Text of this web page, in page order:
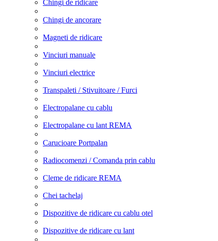
Chingi de ridicare
Chingi de ancorare
Magneti de ridicare
Vinciuri manuale
Vinciuri electrice
Transpaleti / Stivuitoare / Furci
Electropalane cu cablu
Electropalane cu lant REMA
Carucioare Portpalan
Radiocomenzi / Comanda prin cablu
Cleme de ridicare REMA
Chei tachelaj
Dispozitive de ridicare cu cablu otel
Dispozitive de ridicare cu lant